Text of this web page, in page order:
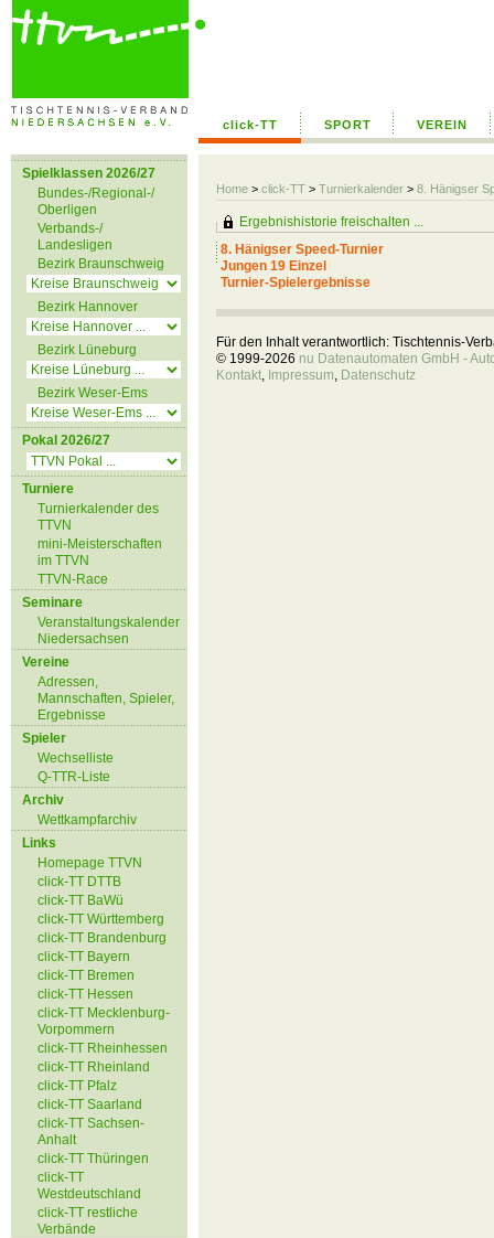
click-TT SPORT VEREIN
Home > click-TT > Turnierkalender > 8. Hänigser
Spielklassen 2026/27
Bundes-/Regional-/
Oberligen
Verbands-/
Landesligen
Bezirk Braunschweig
Bezirk Hannover
Bezirk Lüneburg
Bezirk Weser-Ems
Pokal 2026/27
Turniere
Turnierkalender des
TTVN
mini-Meisterschaften
im TTVN
TTVN-Race
Seminare
Veranstaltungskalender
Niedersachsen
Vereine
Adressen,
Mannschaften, Spieler,
Ergebnisse
Spieler
Wechselliste
Q-TTR-Liste
Archiv
Wettkampfarchiv
Links
Homepage TTVN
click-TT DTTB
click-TT BaWü
click-TT Württemberg
click-TT Brandenburg
click-TT Bayern
click-TT Bremen
click-TT Hessen
click-TT Mecklenburg-
Vorpommern
click-TT Rheinhessen
click-TT Rheinland
click-TT Pfalz
click-TT Saarland
click-TT Sachsen-
Anhalt
click-TT Thüringen
click-TT
Westdeutschland
click-TT restliche
Verbände
Ergebnishistorie freischalten ...
8. Hänigser Speed-Turnier
Jungen 19 Einzel
Turnier-Spielergebnisse
Für den Inhalt verantwortlich: Tischtennis-
© 1999-2026 nu Datenautomaten GmbH -
Kontakt, Impressum, Datenschutz